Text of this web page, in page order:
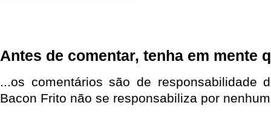
Antes de comentar, tenha em mente
...os comentários são de responsabilidade
Bacon Frito não se responsabiliza por